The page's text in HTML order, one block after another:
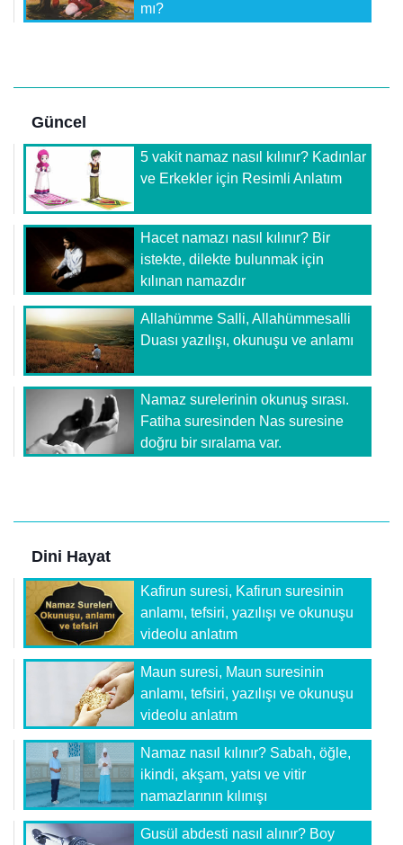
mı?
Güncel
5 vakit namaz nasıl kılınır? Kadınlar
ve Erkekler için Resimli Anlatım
Hacet namazı nasıl kılınır? Bir
istekte, dilekte bulunmak için
kılınan namazdır
Allahümme Salli, Allahümmesalli
Duası yazılışı, okunuşu ve anlamı
Namaz surelerinin okunuş sırası.
Fatiha suresinden Nas suresine
doğru bir sıralama var.
Dini Hayat
Kafirun suresi, Kafirun suresinin
anlamı, tefsiri, yazılışı ve okunuşu
videolu anlatım
Maun suresi, Maun suresinin
anlamı, tefsiri, yazılışı ve okunuşu
videolu anlatım
Namaz nasıl kılınır? Sabah, öğle,
ikindi, akşam, yatsı ve vitir
namazlarının kılınışı
Gusül abdesti nasıl alınır? Boy